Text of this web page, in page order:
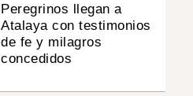
Peregrinos llegan a
Atalaya con testimonios
de fe y milagros
concedidos